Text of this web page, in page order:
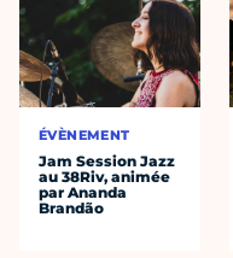
ÉVÈNEMENT
Jam Session Jazz
au 38Riv, animée
par Ananda
Brandão